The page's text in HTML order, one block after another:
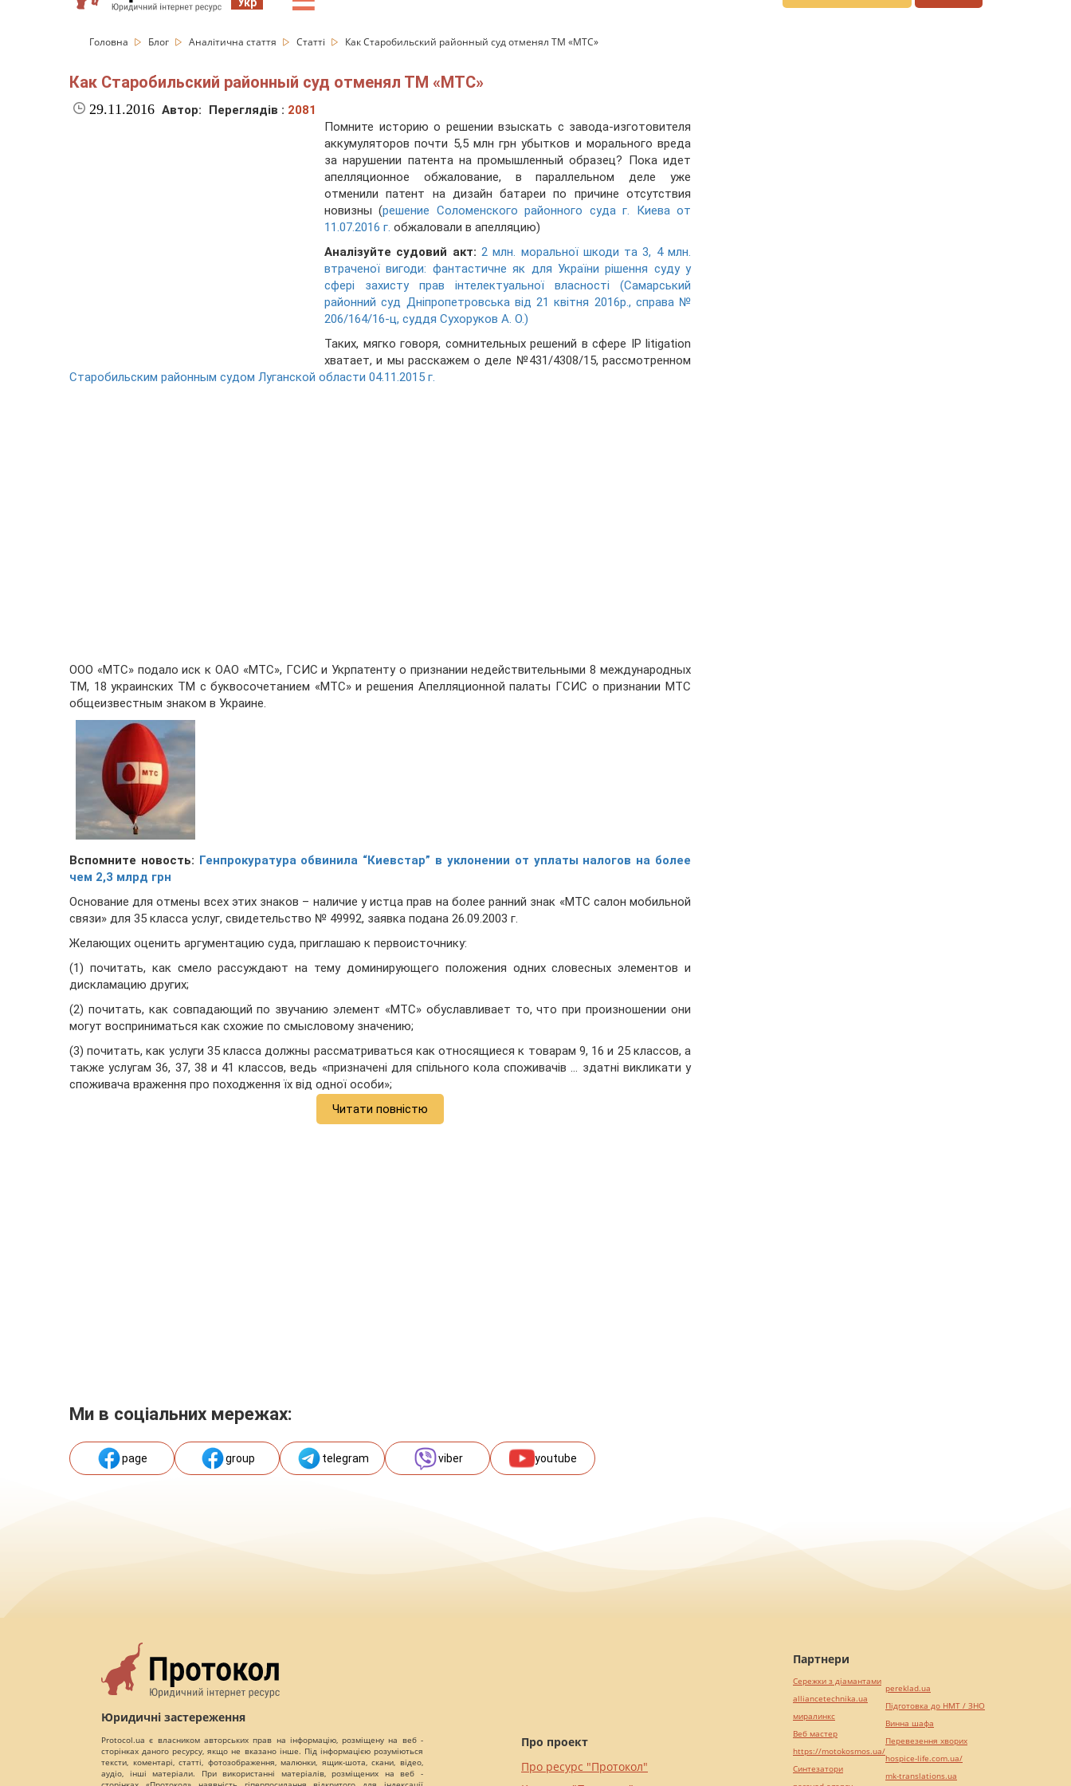
Головна Блог Аналітична стаття Статті Как Старобильский районный суд отменял ТМ «МТС»
Как Старобильский районный суд отменял ТМ «МТС»
29.11.2016 Автор: Переглядів : 2081
Помните историю о решении взыскать с завода-изготовителя
аккумуляторов почти 5,5 млн грн убытков и морального вреда
за нарушении патента на промышленный образец? Пока идет
апелляционное обжалование, в параллельном деле уже
отменили патент на дизайн батареи по причине отсутствия
новизны (решение Соломенского районного суда г. Киева от
11.07.2016 г. обжаловали в апелляцию)
Аналізуйте судовий акт: 2 млн. моральної шкоди та 3, 4 млн.
втраченої вигоди: фантастичне як для України рішення суду у
сфері захисту прав інтелектуальної власності (Самарський
районний суд Дніпропетровська від 21 квітня 2016р., справа №
206/164/16-ц, суддя Сухоруков А. О.)
Таких, мягко говоря, сомнительных решений в сфере IP litigation
хватает, и мы расскажем о деле №431/4308/15, рассмотренном
Старобильским районным судом Луганской области 04.11.2015 г.
ООО «МТС» подало иск к ОАО «МТС», ГСИС и Укрпатенту о признании недействительными 8 международных
ТМ, 18 украинских ТМ с буквосочетанием «МТС» и решения Апелляционной палаты ГСИС о признании МТС
общеизвестным знаком в Украине.
Вспомните новость: Генпрокуратура обвинила “Киевстар” в уклонении от уплаты налогов на более
чем 2,3 млрд грн
Основание для отмены всех этих знаков – наличие у истца прав на более ранний знак «МТС салон мобильной
связи» для 35 класса услуг, свидетельство № 49992, заявка подана 26.09.2003 г.
Желающих оценить аргументацию суда, приглашаю к первоисточнику:
(1) почитать, как смело рассуждают на тему доминирующего положения одних словесных элементов и
дискламацию других;
(2) почитать, как совпадающий по звучанию элемент «МТС» обуславливает то, что при произношении они
могут восприниматься как схожие по смысловому значению;
(3) почитать, как услуги 35 класса должны рассматриваться как относящиеся к товарам 9, 16 и 25 классов, а
также услугам 36, 37, 38 и 41 классов, ведь «призначені для спільного кола споживачів … здатні викликати у
споживача враження про походження їх від одної особи»;
Читати повністю
Ми в соціальних мережах:
page group telegram viber youtube
Юридичні застереження
Protocol.ua є власником авторських прав на інформацію, розміщену на веб -
сторінках даного ресурсу, якщо не вказано інше. Під інформацією розуміються
тексти, коментарі, статті, фотозображення, малюнки, ящик-шота, скани, відео,
аудіо, інші матеріали. При використанні матеріалів, розміщених на веб -
Про проект
Про ресурс "Протокол"
Партнери
Сережки з діамантами
alliancetechnika.ua
миралинкс
Веб мастер
https://motokosmos.ua/
Синтезатори
pereklad.ua
Підготовка до НМТ / ЗНО
Винна шафа
Перевезення хворих
hospice-life.com.ua/
mk-translations.ua